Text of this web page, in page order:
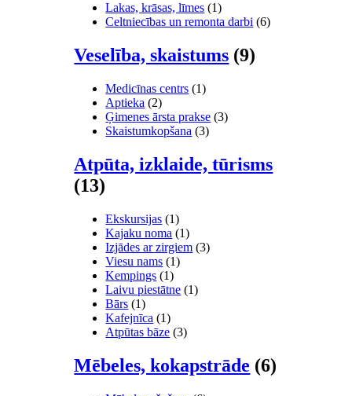
Lakas, krāsas, līmes (1)
Celtniecības un remonta darbi (6)
Veselība, skaistums (9)
Medicīnas centrs (1)
Aptieka (2)
Ģimenes ārsta prakse (3)
Skaistumkopšana (3)
Atpūta, izklaide, tūrisms
(13)
Ekskursijas (1)
Kajaku noma (1)
Izjādes ar zirgiem (3)
Viesu nams (1)
Kempings (1)
Laivu piestātne (1)
Bārs (1)
Kafejnīca (1)
Atpūtas bāze (3)
Mēbeles, kokapstrāde (6)